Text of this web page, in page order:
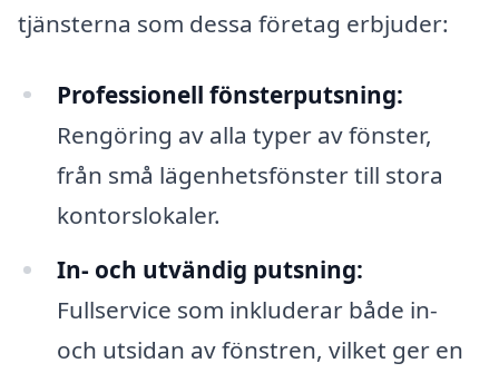
tjänsterna som dessa företag erbjuder:
Professionell fönsterputsning:
Rengöring av alla typer av fönster,
från små lägenhetsfönster till stora
kontorslokaler.
In- och utvändig putsning:
Fullservice som inkluderar både in-
och utsidan av fönstren, vilket ger en